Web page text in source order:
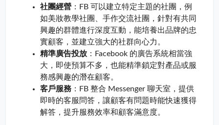
社團經營 ：FB 可以建立特定主題的社團，例
如美妝教學社團、手作交流社團，針對有共同
興趣的群體進行深度互動，能培養出品牌的忠
實顧客，並建立強大的社群向心力。
精準廣告投放 ：Facebook 的廣告系統相當強
大，即使預算不多，也能精準鎖定對產品或服
務感興趣的潛在顧客。
客戶服務 ：FB 整合 Messenger 聊天室，提供
即時的客服問答，讓顧客有問題時能快速獲得
解答，提升服務效率和顧客滿意度。